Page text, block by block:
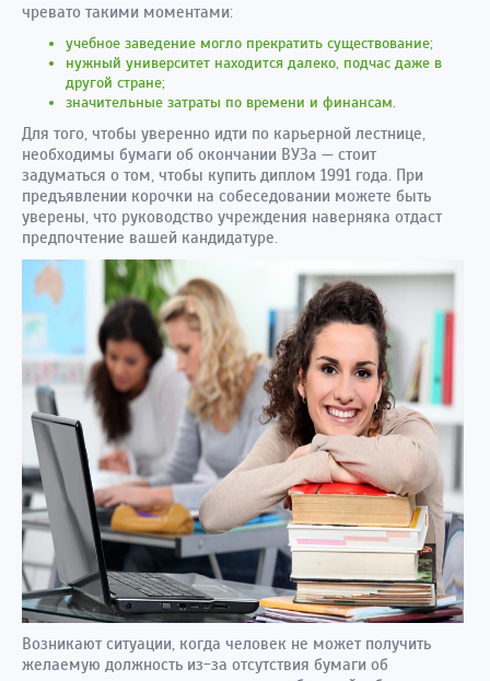
чревато такими моментами:
учебное заведение могло прекратить существование;
нужный университет находится далеко, подчас даже в
другой стране;
значительные затраты по времени и финансам.
Для того, чтобы уверенно идти по карьерной лестнице,
необходимы бумаги об окончании ВУЗа — стоит
задуматься о том, чтобы купить диплом 1991 года. При
предъявлении корочки на собеседовании можете быть
уверены, что руководство учреждения наверняка отдаст
предпочтение вашей кандидатуре.
Возникают ситуации, когда человек не может получить
желаемую должность из-за отсутствия бумаги об